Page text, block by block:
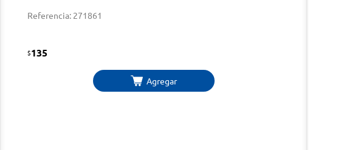
Referencia: 271861
$135
Agregar